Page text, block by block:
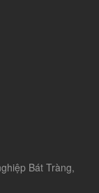
Bát Tràng,